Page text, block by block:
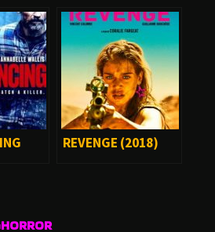
REVENGE (2018)